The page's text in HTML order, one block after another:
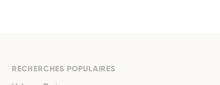
RECHERCHES POPULAIRES